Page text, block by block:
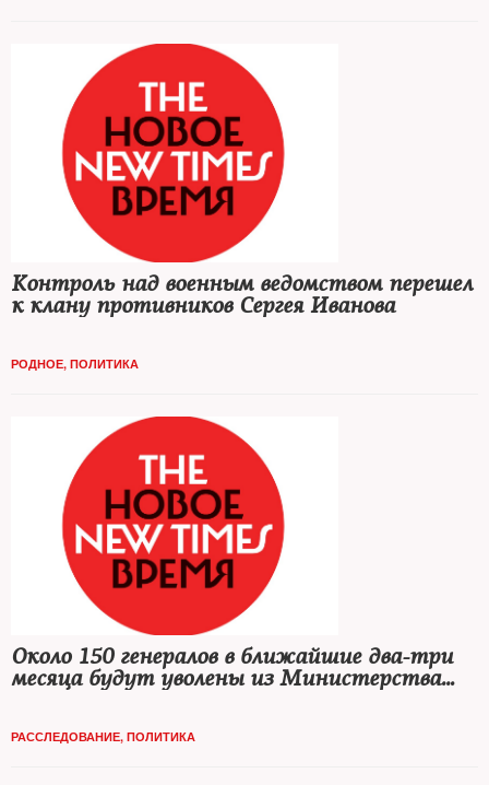
Контроль над военным ведомством перешел
к клану противников Сергея Иванова
РОДНОЕ, ПОЛИТИКА
Около 150 генералов в ближайшие два-три
месяца будут уволены из Министерства
РАССЛЕДОВАНИЕ, ПОЛИТИКА